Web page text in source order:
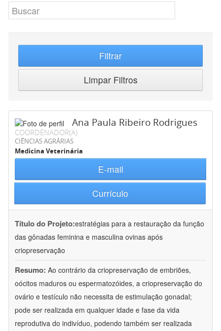
Filtrar
Limpar Filtros
Ana Paula Ribeiro Rodrigues
COORDENADOR(A)
CIÊNCIAS AGRÁRIAS
Medicina Veterinária
E-mail
Currículo
Título do Projeto:estratégias para a restauração da função
das gônadas feminina e masculina ovinas após
criopreservação
Resumo: Ao contrário da criopreservação de embriões,
oócitos maduros ou espermatozóides, a criopreservação do
ovário e testículo não necessita de estimulação gonadal;
pode ser realizada em qualquer idade e fase da vida
reprodutiva do indivíduo, podendo também ser realizada